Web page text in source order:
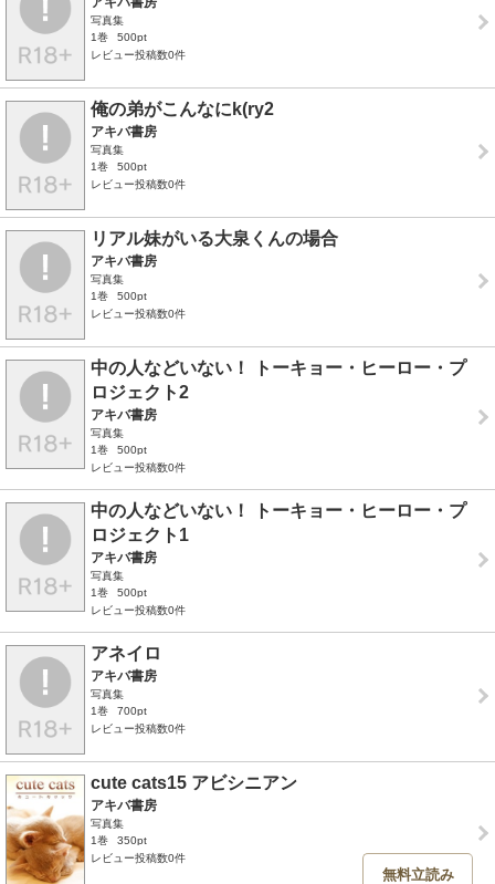
写真集
1巻
500pt
レビュー投稿数0件
俺の弟がこんなにk(ry2
アキバ書房
写真集
1巻
500pt
レビュー投稿数0件
リアル妹がいる大泉くんの場合
アキバ書房
写真集
1巻
500pt
レビュー投稿数0件
中の人などいない！ トーキョー・ヒーロー・プ
ロジェクト2
アキバ書房
写真集
1巻
500pt
レビュー投稿数0件
中の人などいない！ トーキョー・ヒーロー・プ
ロジェクト1
アキバ書房
写真集
1巻
500pt
レビュー投稿数0件
アネイロ
アキバ書房
写真集
1巻
700pt
レビュー投稿数0件
cute cats15 アビシニアン
アキバ書房
写真集
1巻
350pt
レビュー投稿数0件
無料立読み